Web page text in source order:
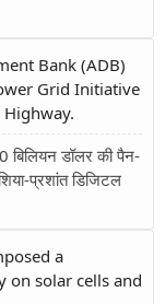
Bank (ADB)
Grid Initiative
बिलियन डॉलर की पैन-
प्रशांत डिजिटल
a
on solar cells and